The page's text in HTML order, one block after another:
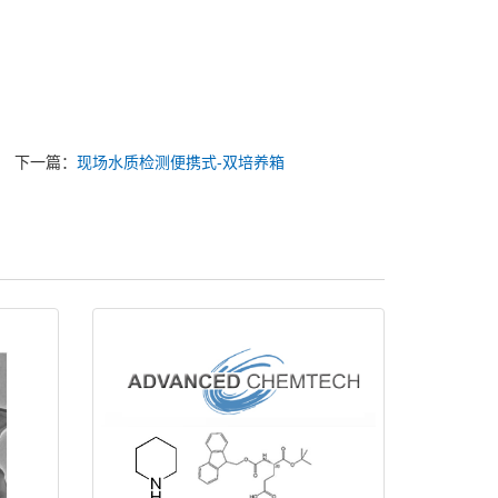
下一篇： 现场水质检测便携式-双培养箱